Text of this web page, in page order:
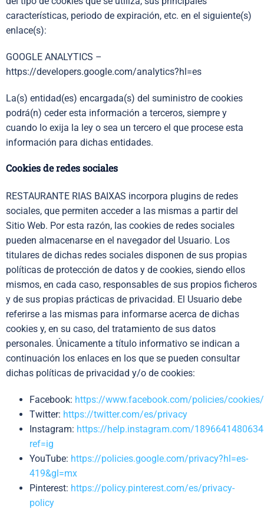
características, periodo de expiración, etc. en el siguiente(s)
enlace(s):
GOOGLE ANALYTICS –
https://developers.google.com/analytics?hl=es
La(s) entidad(es) encargada(s) del suministro de cookies
podrá(n) ceder esta información a terceros, siempre y
cuando lo exija la ley o sea un tercero el que procese esta
información para dichas entidades.
Cookies de redes sociales
RESTAURANTE RIAS BAIXAS incorpora plugins de redes
sociales, que permiten acceder a las mismas a partir del
Sitio Web. Por esta razón, las cookies de redes sociales
pueden almacenarse en el navegador del Usuario. Los
titulares de dichas redes sociales disponen de sus propias
políticas de protección de datos y de cookies, siendo ellos
mismos, en cada caso, responsables de sus propios ficheros
y de sus propias prácticas de privacidad. El Usuario debe
referirse a las mismas para informarse acerca de dichas
cookies y, en su caso, del tratamiento de sus datos
personales. Únicamente a título informativo se indican a
continuación los enlaces en los que se pueden consultar
dichas políticas de privacidad y/o de cookies:
Facebook: https://www.facebook.com/policies/cookies/
Twitter: https://twitter.com/es/privacy
Instagram: https://help.instagram.com/
ref=ig
YouTube: https://policies.google.com/privacy?hl=es-
419&gl=mx
Pinterest: https://policy.pinterest.com/es/privacy-
policy